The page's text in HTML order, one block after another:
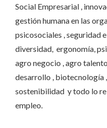
Social Empresarial ,
gestión humana en las
psicosociales , seguridad
diversidad, ergonomía,
agro negocio , agro
desarrollo , biotecnología
sostenibilidad y todo lo
empleo.